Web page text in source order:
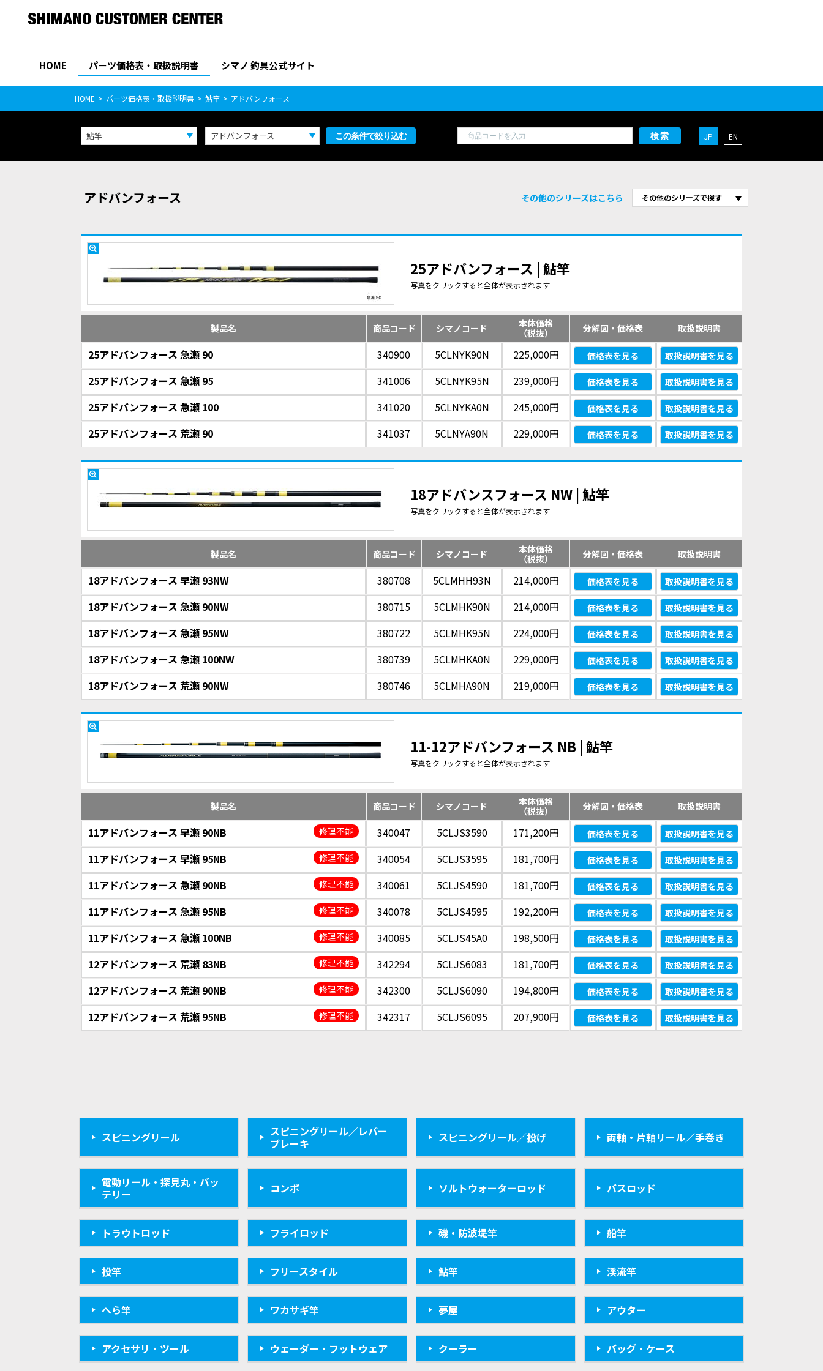
HOME パーツ価格表・取扱説明書 シマノ 釣具公式サイト
パーツ価格表
PARTS LIST
HOME パーツ価格表・取扱説明書 鮎竿 アドバンフォース
鮎竿 アドバンフォース この条件で絞り込む 検索 JP EN
その他のシリーズはこちら その他のシリーズで探す
アドバンフォース
25アドバンフォース | 鮎竿
写真をクリックすると全体が表示されます
製品名 商品コード シマノコード
本体価格
（税抜）
分解図・価格表 取扱説明書
25アドバンフォース 急瀬 90 340900 5CLNYK90N 225,000円 価格表を見る 取扱説明書を見る
25アドバンフォース 急瀬 95 341006 5CLNYK95N 239,000円 価格表を見る 取扱説明書を見る
25アドバンフォース 急瀬 100 341020 5CLNYKA0N 245,000円 価格表を見る 取扱説明書を見る
25アドバンフォース 荒瀬 90 341037 5CLNYA90N 229,000円 価格表を見る 取扱説明書を見る
18アドバンスフォース NW | 鮎竿
写真をクリックすると全体が表示されます
製品名 商品コード シマノコード
本体価格
（税抜）
分解図・価格表 取扱説明書
18アドバンフォース 早瀬 93NW 380708 5CLMHH93N 214,000円 価格表を見る 取扱説明書を見る
18アドバンフォース 急瀬 90NW 380715 5CLMHK90N 214,000円 価格表を見る 取扱説明書を見る
18アドバンフォース 急瀬 95NW 380722 5CLMHK95N 224,000円 価格表を見る 取扱説明書を見る
18アドバンフォース 急瀬 100NW 380739 5CLMHKA0N 229,000円 価格表を見る 取扱説明書を見る
18アドバンフォース 荒瀬 90NW 380746 5CLMHA90N 219,000円 価格表を見る 取扱説明書を見る
11-12アドバンフォース NB | 鮎竿
写真をクリックすると全体が表示されます
製品名 商品コード シマノコード
本体価格
（税抜）
分解図・価格表 取扱説明書
11アドバンフォース 早瀬 90NB 修理不能 340047 5CLJS3590 171,200円 価格表を見る 取扱説明書を見る
11アドバンフォース 早瀬 95NB 修理不能 340054 5CLJS3595 181,700円 価格表を見る 取扱説明書を見る
11アドバンフォース 急瀬 90NB 修理不能 340061 5CLJS4590 181,700円 価格表を見る 取扱説明書を見る
11アドバンフォース 急瀬 95NB 修理不能 340078 5CLJS4595 192,200円 価格表を見る 取扱説明書を見る
11アドバンフォース 急瀬 100NB 修理不能 340085 5CLJS45A0 198,500円 価格表を見る 取扱説明書を見る
12アドバンフォース 荒瀬 83NB 修理不能 342294 5CLJS6083 181,700円 価格表を見る 取扱説明書を見る
12アドバンフォース 荒瀬 90NB 修理不能 342300 5CLJS6090 194,800円 価格表を見る 取扱説明書を見る
12アドバンフォース 荒瀬 95NB 修理不能 342317 5CLJS6095 207,900円 価格表を見る 取扱説明書を見る
スピニングリール
スピニングリール／レバー
ブレーキ
スピニングリール／投げ 両軸・片軸リール／手巻き
電動リール・探見丸・バッ
テリー
コンボ ソルトウォーターロッド バスロッド
トラウトロッド フライロッド 磯・防波堤竿 船竿
投竿 フリースタイル 鮎竿 渓流竿
へら竿 ワカサギ竿 夢屋 アウター
アクセサリ・ツール ウェーダー・フットウェア クーラー バッグ・ケース